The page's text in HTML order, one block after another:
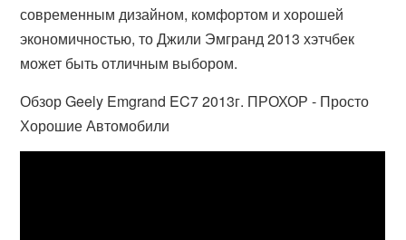
современным дизайном, комфортом и хорошей
экономичностью, то Джили Эмгранд 2013 хэтчбек
может быть отличным выбором.
Обзор Geely Emgrand EC7 2013г. ПРОХОР - Просто
Хорошие Автомобили